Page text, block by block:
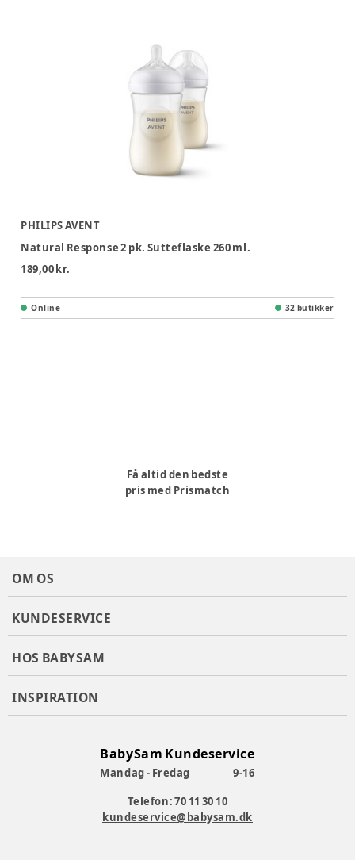
PHILIPS AVENT
Natural Response 2 pk. Sutteflaske 260 ml.
189,00 kr.
Online 32 butikker
Få altid den bedste
pris med Prismatch
OM OS
KUNDESERVICE
HOS BABYSAM
INSPIRATION
BabySam Kundeservice
Mandag - Fredag
9-16
Telefon: 70 11 30 10
kundeservice@babysam.dk